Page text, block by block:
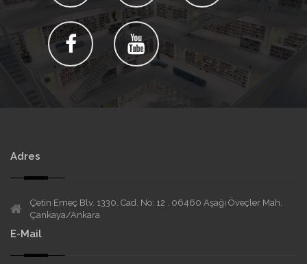
Adres
Çetin Emeç Blv. 1330. Cad. No: 12 . 06460 Aşağı Öveçler Mah.
Çankaya/Ankara
E-Mail